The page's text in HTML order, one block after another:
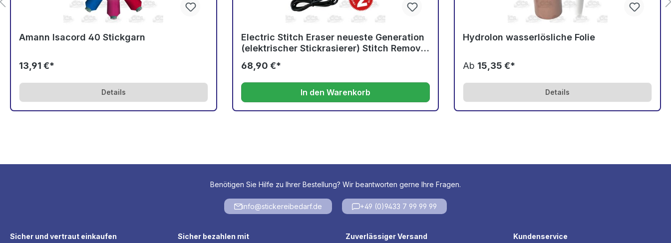
Amann Isacord 40 Stickgarn
13,91 €*
Details
Electric Stitch Eraser neueste Generation
(elektrischer Stickrasierer) Stitch Remover
68,90 €*
In den Warenkorb
Hydrolon wasserlösliche Folie
Ab 15,35 €*
Details
Benötigen Sie Hilfe zu Ihrer Bestellung? Wir beantworten gerne Ihre Fragen.
info@stickereibedarf.de +49 (0)9433 7 99 99 99
Sicher und vertraut einkaufen
Sicher bezahlen mit Zuverlässiger Versand
Kundenservice